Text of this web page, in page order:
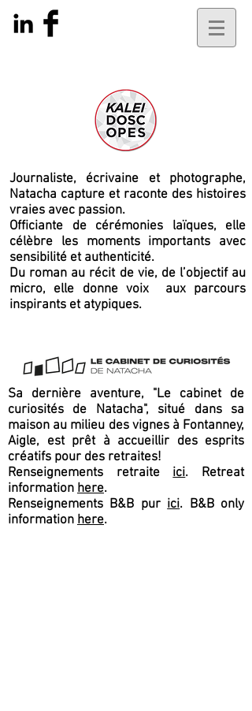
Journaliste, écrivaine et photographe,
Natacha capture et raconte des histoires
vraies avec passion.
Officiante de cérémonies laïques, elle
célèbre les moments importants avec
sensibilité et authenticité.
Du roman au récit de vie, de l’objectif au
micro, elle donne voix aux parcours
inspirants et atypiques.
Sa dernière aventure, "Le cabinet de
curiosités de Natacha", situé dans sa
maison au milieu des vignes à Fontanney,
Aigle, est prêt à accueillir des esprits
créatifs pour des retraites!
Renseignements retraiteici. Retreat
information here.
Renseignements B&B purici. B&B only
information here.